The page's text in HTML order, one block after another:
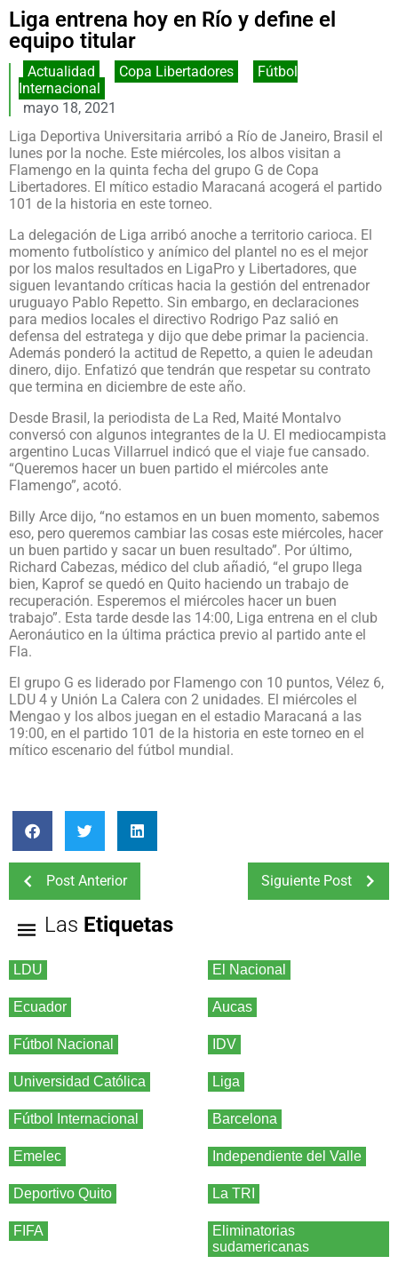
Liga entrena hoy en Río y define el
equipo titular
Actualidad Copa Libertadores
Fútbol
Internacional
mayo 18, 2021
Liga Deportiva Universitaria arribó a Río de Janeiro, Brasil el
lunes por la noche. Este miércoles, los albos visitan a
Flamengo en la quinta fecha del grupo G de Copa
Libertadores. El mítico estadio Maracaná acogerá el partido
101 de la historia en este torneo.
La delegación de Liga arribó anoche a territorio carioca. El
momento futbolístico y anímico del plantel no es el mejor
por los malos resultados en LigaPro y Libertadores, que
siguen levantando críticas hacia la gestión del entrenador
uruguayo Pablo Repetto. Sin embargo, en declaraciones
para medios locales el directivo Rodrigo Paz salió en
defensa del estratega y dijo que debe primar la paciencia.
Además ponderó la actitud de Repetto, a quien le adeudan
dinero, dijo. Enfatizó que tendrán que respetar su contrato
que termina en diciembre de este año.
Desde Brasil, la periodista de La Red, Maité Montalvo
conversó con algunos integrantes de la U. El mediocampista
argentino Lucas Villarruel indicó que el viaje fue cansado.
“Queremos hacer un buen partido el miércoles ante
Flamengo”, acotó.
Billy Arce dijo, “no estamos en un buen momento, sabemos
eso, pero queremos cambiar las cosas este miércoles, hacer
un buen partido y sacar un buen resultado”. Por último,
Richard Cabezas, médico del club añadió, “el grupo llega
bien, Kaprof se quedó en Quito haciendo un trabajo de
recuperación. Esperemos el miércoles hacer un buen
trabajo”. Esta tarde desde las 14:00, Liga entrena en el club
Aeronáutico en la última práctica previo al partido ante el
Fla.
El grupo G es liderado por Flamengo con 10 puntos, Vélez 6,
LDU 4 y Unión La Calera con 2 unidades. El miércoles el
Mengao y los albos juegan en el estadio Maracaná a las
19:00, en el partido 101 de la historia en este torneo en el
mítico escenario del fútbol mundial.
Post Anterior Siguiente Post
Las Etiquetas
LDU El Nacional
Ecuador Aucas
Fútbol Nacional IDV
Universidad Católica Liga
Fútbol Internacional Barcelona
Emelec Independiente del Valle
Deportivo Quito La TRI
FIFA
Eliminatorias
sudamericanas